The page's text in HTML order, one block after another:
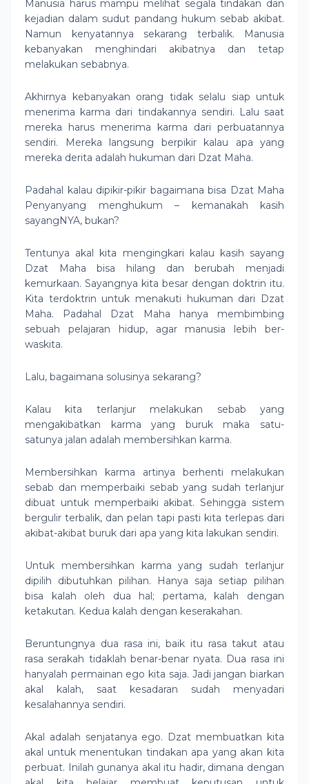
Manusia harus mampu melihat segala tindakan dan
kejadian dalam sudut pandang hukum sebab akibat.
Namun kenyatannya sekarang terbalik. Manusia
kebanyakan menghindari akibatnya dan tetap
melakukan sebabnya.
Akhirnya kebanyakan orang tidak selalu siap untuk
menerima karma dari tindakannya sendiri. Lalu saat
mereka harus menerima karma dari perbuatannya
sendiri. Mereka langsung berpikir kalau apa yang
mereka derita adalah hukuman dari Dzat Maha.
Padahal kalau dipikir-pikir bagaimana bisa Dzat Maha
Penyanyang menghukum – kemanakah kasih
sayangNYA, bukan?
Tentunya akal kita mengingkari kalau kasih sayang
Dzat Maha bisa hilang dan berubah menjadi
kemurkaan. Sayangnya kita besar dengan doktrin itu.
Kita terdoktrin untuk menakuti hukuman dari Dzat
Maha. Padahal Dzat Maha hanya membimbing
sebuah pelajaran hidup, agar manusia lebih ber-
waskita.
Lalu, bagaimana solusinya sekarang?
Kalau kita terlanjur melakukan sebab yang
mengakibatkan karma yang buruk maka satu-
satunya jalan adalah membersihkan karma.
Membersihkan karma artinya berhenti melakukan
sebab dan memperbaiki sebab yang sudah terlanjur
dibuat untuk memperbaiki akibat. Sehingga sistem
bergulir terbalik, dan pelan tapi pasti kita terlepas dari
akibat-akibat buruk dari apa yang kita lakukan sendiri.
Untuk membersihkan karma yang sudah terlanjur
dipilih dibutuhkan pilihan. Hanya saja setiap pilihan
bisa kalah oleh dua hal; pertama, kalah dengan
ketakutan. Kedua kalah dengan keserakahan.
Beruntungnya dua rasa ini, baik itu rasa takut atau
rasa serakah tidaklah benar-benar nyata. Dua rasa ini
hanyalah permainan ego kita saja. Jadi jangan biarkan
akal kalah, saat kesadaran sudah menyadari
kesalahannya sendiri.
Akal adalah senjatanya ego. Dzat membuatkan kita
akal untuk menentukan tindakan apa yang akan kita
perbuat. Inilah gunanya akal itu hadir, dimana dengan